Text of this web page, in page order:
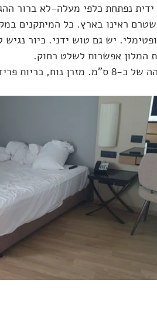
נפתחת כלפי מעלה-לא ברור
ראינו בארץ. כל המיתקנים
יש גם טוש ידני. כיור נגיש
המלון אפשרות לשלט רחוק.
פריד מעולות.